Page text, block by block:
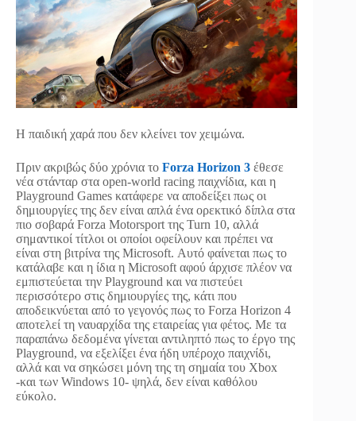
Η παιδική χαρά που δεν κλείνει τον χειμώνα.
Πριν ακριβώς δύο χρόνια το Forza Horizon 3 έθεσε
νέα στάνταρ στα open-world racing παιχνίδια, και η
Playground Games κατάφερε να αποδείξει πως οι
δημιουργίες της δεν είναι απλά ένα ορεκτικό δίπλα στα
πιο σοβαρά Forza Motorsport της Turn 10, αλλά
σημαντικοί τίτλοι οι οποίοι οφείλουν και πρέπει να
είναι στη βιτρίνα της Microsoft. Αυτό φαίνεται πως το
κατάλαβε και η ίδια η Microsoft αφού άρχισε πλέον να
εμπιστεύεται την Playground και να πιστεύει
περισσότερο στις δημιουργίες της, κάτι που
αποδεικνύεται από το γεγονός πως το Forza Horizon 4
αποτελεί τη ναυαρχίδα της εταιρείας για φέτος. Με τα
παραπάνω δεδομένα γίνεται αντιληπτό πως το έργο της
Playground, να εξελίξει ένα ήδη υπέροχο παιχνίδι,
αλλά και να σηκώσει μόνη της τη σημαία του Xbox
-και των Windows 10- ψηλά, δεν είναι καθόλου
εύκολο.